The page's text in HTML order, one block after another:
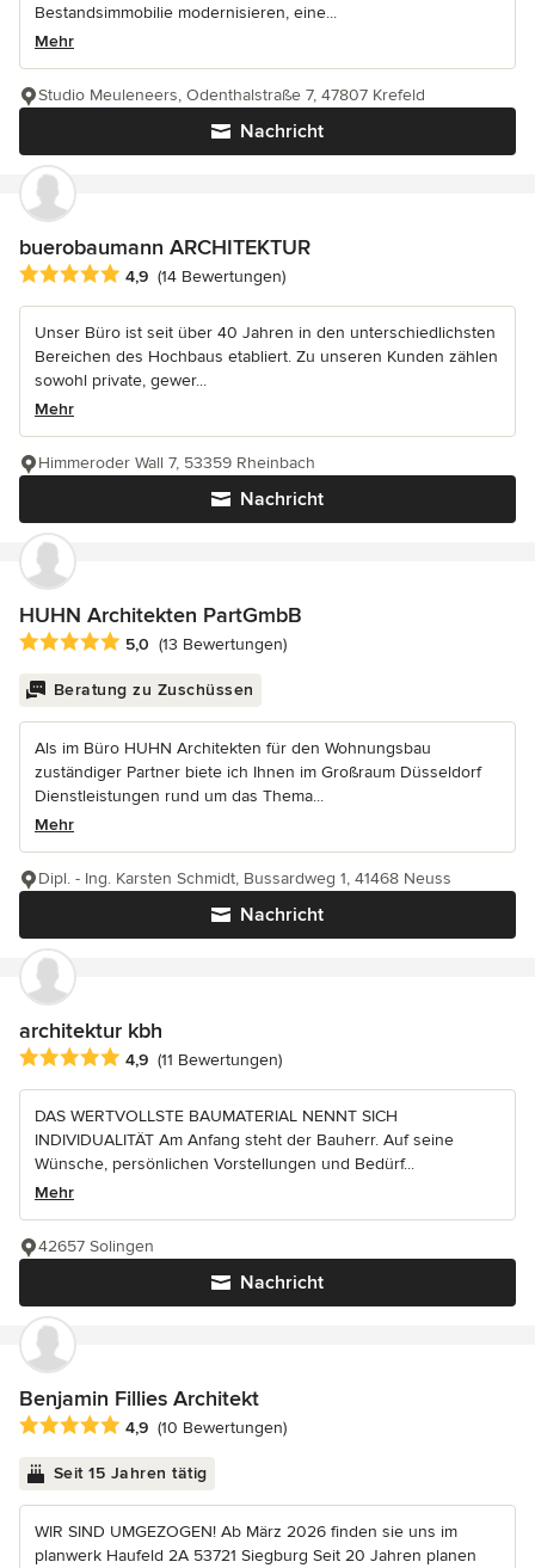
Bestandsimmobilie modernisieren, eine...
Mehr
Nachricht
Studio Meuleneers, Odenthalstraße 7, 47807 Krefeld
buerobaumann ARCHITEKTUR
Durchschnittliche Bewertung: 4.9 von 5 Sternen
4,9 (14 Bewertungen)
Unser Büro ist seit über 40 Jahren in den unterschiedlichsten
Bereichen des Hochbaus etabliert. Zu unseren Kunden zählen
sowohl private, gewer...
Mehr
Nachricht
Himmeroder Wall 7, 53359 Rheinbach
HUHN Architekten PartGmbB
Durchschnittliche Bewertung: 5 von 5 Sternen
5,0 (13 Bewertungen)
Beratung zu Zuschüssen
Als im Büro HUHN Architekten für den Wohnungsbau
zuständiger Partner biete ich Ihnen im Großraum Düsseldorf
Dienstleistungen rund um das Thema...
Mehr
Nachricht
Dipl. - Ing. Karsten Schmidt, Bussardweg 1, 41468 Neuss
architektur kbh
Durchschnittliche Bewertung: 4.9 von 5 Sternen
4,9 (11 Bewertungen)
DAS WERTVOLLSTE BAUMATERIAL NENNT SICH
INDIVIDUALITÄT Am Anfang steht der Bauherr. Auf seine
Wünsche, persönlichen Vorstellungen und Bedürf...
Mehr
Nachricht
42657 Solingen
Benjamin Fillies Architekt
Durchschnittliche Bewertung: 4.9 von 5 Sternen
4,9 (10 Bewertungen)
Seit 15 Jahren tätig
WIR SIND UMGEZOGEN! Ab März 2026 finden sie uns im
planwerk Haufeld 2A 53721 Siegburg Seit 20 Jahren planen